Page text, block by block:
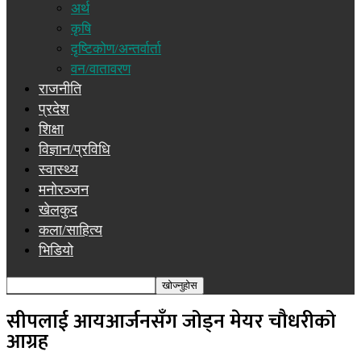
अर्थ
कृषि
दृष्टिकोण/अन्तर्वार्ता
वन/वातावरण
राजनीति
प्रदेश
शिक्षा
विज्ञान/प्रविधि
स्वास्थ्य
मनोरञ्जन
खेलकुद
कला/साहित्य
भिडियो
सीपलाई आयआर्जनसँग जोड्न मेयर चौधरीको
आग्रह